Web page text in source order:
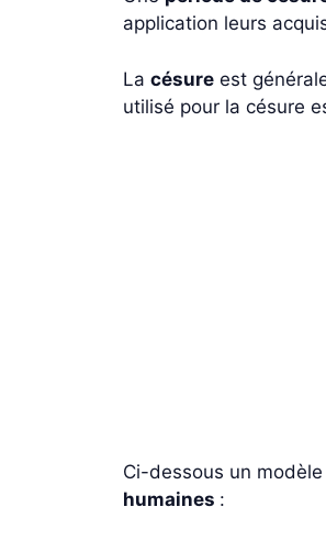
application leurs
La césure est
utilisé pour la césure
Ci-dessous un
humaines :